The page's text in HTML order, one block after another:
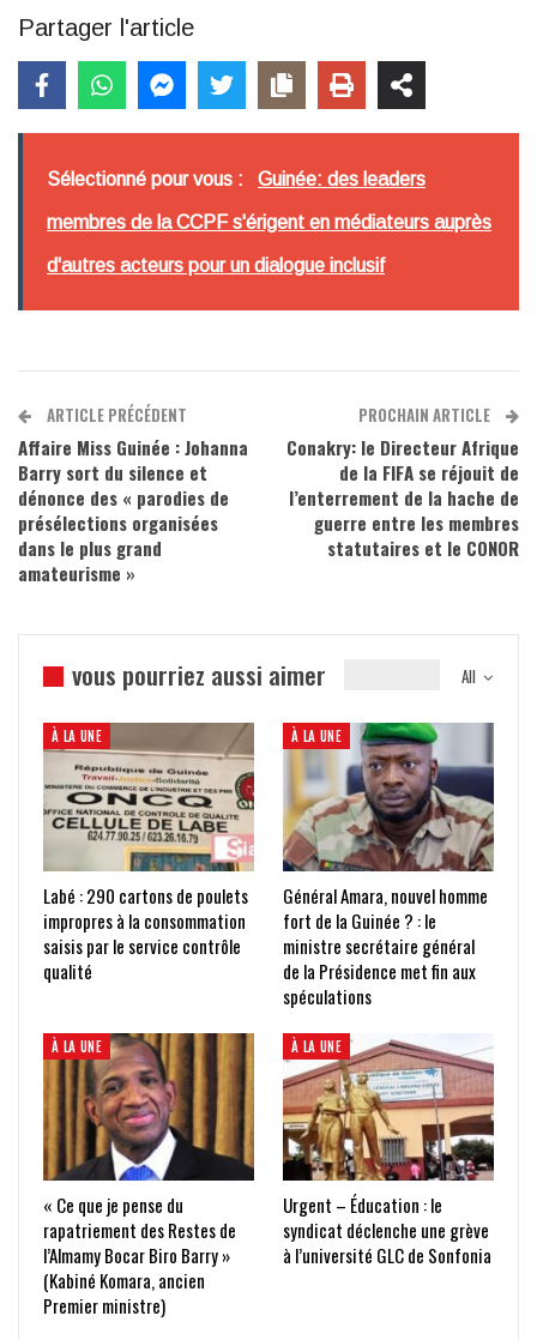
Partager l'article
Sélectionné pour vous : Guinée: des leaders
membres de la CCPF s'érigent en médiateurs auprès
d'autres acteurs pour un dialogue inclusif
ARTICLE PRÉCÉDENT
Affaire Miss Guinée : Johanna
Barry sort du silence et
dénonce des « parodies de
présélections organisées
dans le plus grand
amateurisme »
PROCHAIN ARTICLE
Conakry: le Directeur Afrique
de la FIFA se réjouit de
l’enterrement de la hache de
guerre entre les membres
statutaires et le CONOR
All
vous pourriez aussi aimer
À LA UNE
Labé : 290 cartons de poulets
impropres à la consommation
saisis par le service contrôle
qualité
À LA UNE
Général Amara, nouvel homme
fort de la Guinée ? : le
ministre secrétaire général
de la Présidence met fin aux
spéculations
À LA UNE
« Ce que je pense du
rapatriement des Restes de
l’Almamy Bocar Biro Barry »
(Kabiné Komara, ancien
Premier ministre)
À LA UNE
Urgent – Éducation : le
syndicat déclenche une grève
à l’université GLC de Sonfonia